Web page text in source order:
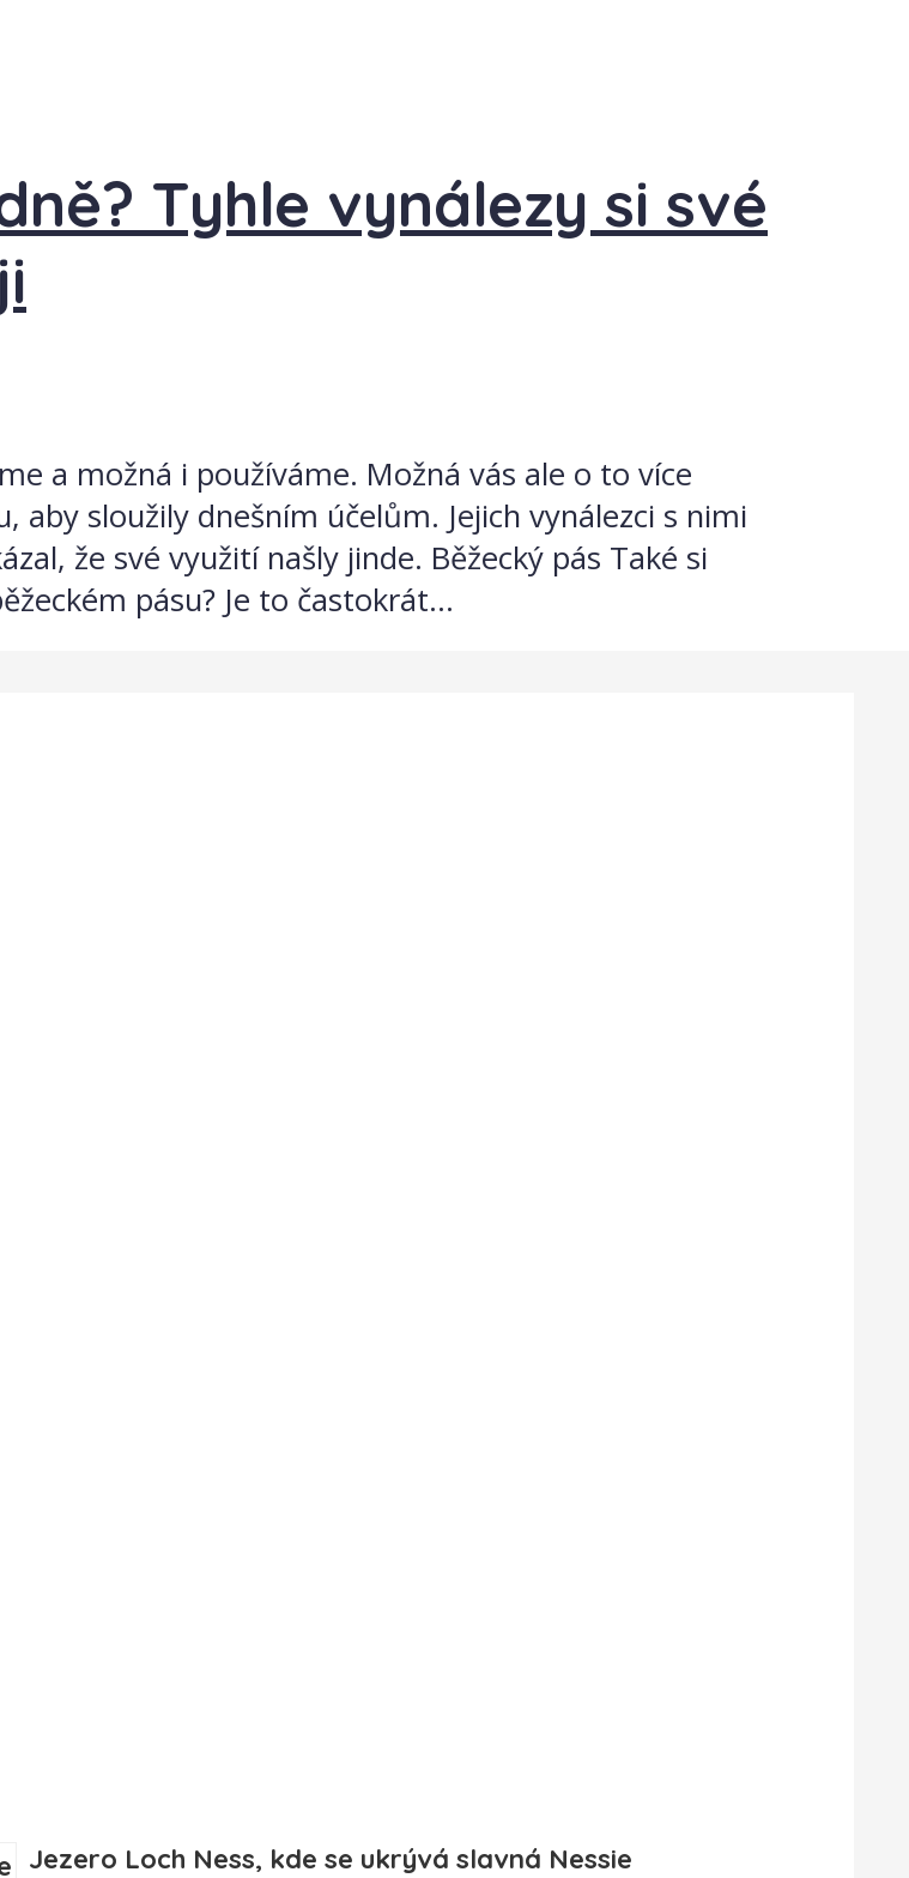
Tyhle vynálezy si své
a možná i používáme. Možná vás ale o to více
aby sloužily dnešním účelům. Jejich vynálezci s nimi
že své využití našly jinde. Běžecký pás Také si
pásu? Je to častokrát...
Jezero Loch Ness, kde se ukrývá slavná Nessie